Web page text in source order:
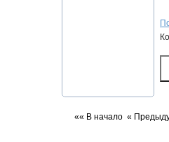
«« В начало «